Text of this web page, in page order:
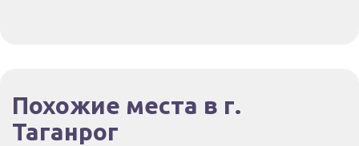
Похожие места в г.
Таганрог